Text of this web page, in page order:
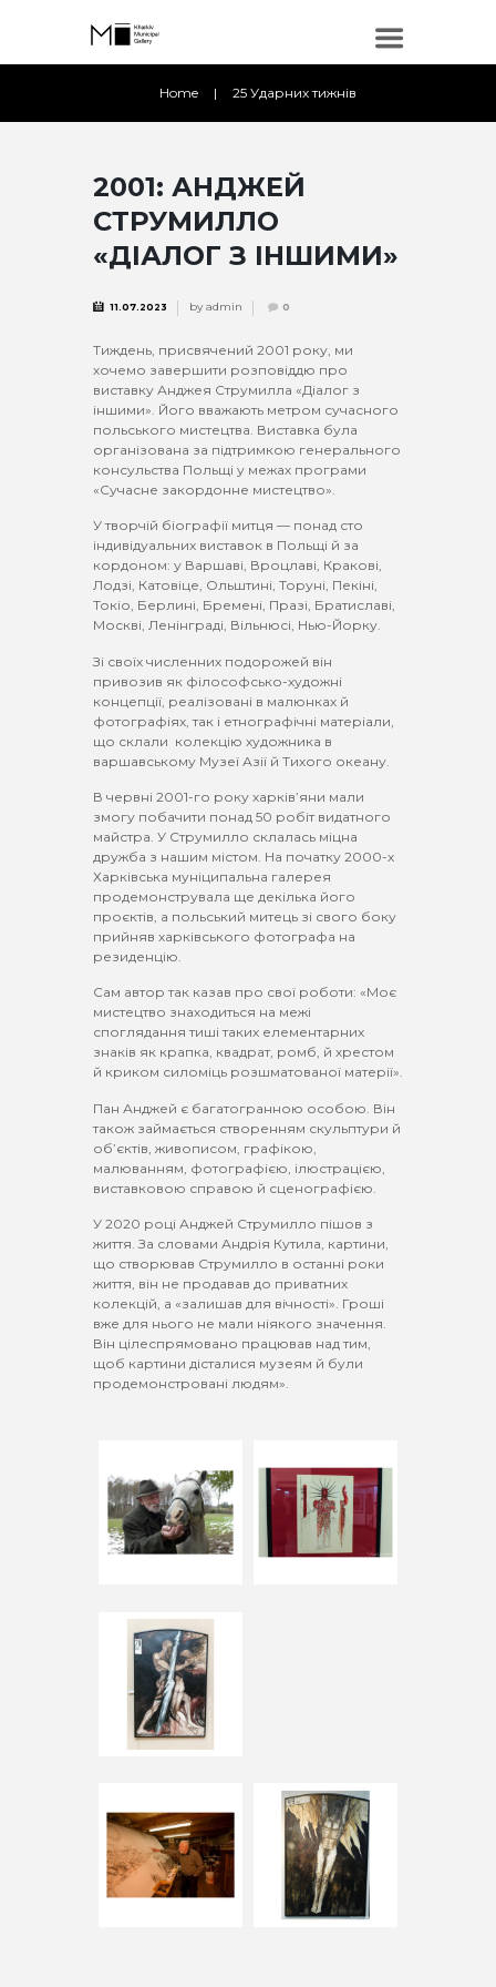
Home 25 Ударних тижнів
2001: АНДЖЕЙ
СТРУМИЛЛО
«ДІАЛОГ З ІНШИМИ»
11.07.2023 byadmin 0
Тиждень, присвячений 2001 року, ми
хочемо завершити розповіддю про
виставку Анджея Струмилла «Діалог з
іншими». Його вважають метром сучасного
польського мистецтва. Виставка була
організована за підтримкою генерального
консульства Польщі у межах програми
«Сучасне закордонне мистецтво».
У творчій біографії митця — понад сто
індивідуальних виставок в Польщі й за
кордоном: у Варшаві, Вроцлаві, Кракові,
Лодзі, Катовіце, Ольштині, Торуні, Пекіні,
Токіо, Берлині, Бремені, Празі, Братиславі,
Москві, Ленінграді, Вільнюсі, Нью-Йорку.
Зі своїх численних подорожей він
привозив як філософсько-художні
концепції, реалізовані в малюнках й
фотографіях, так і етнографічні матеріали,
що склали колекцію художника в
варшавському Музеї Азії й Тихого океану.
В червні 2001-го року харків’яни мали
змогу побачити понад 50 робіт видатного
майстра. У Струмилло склалась міцна
дружба з нашим містом. На початку 2000-х
Харківська муніципальна галерея
продемонструвала ще декілька його
проєктів, а польський митець зі свого боку
прийняв харківського фотографа на
резиденцію.
Сам автор так казав про свої роботи: «Моє
мистецтво знаходиться на межі
споглядання тиші таких елементарних
знаків як крапка, квадрат, ромб, й хрестом
й криком силоміць розшматованої матерії».
Пан Анджей є багатогранною особою. Він
також займається створенням скульптури й
об’єктів, живописом, графікою,
малюванням, фотографією, ілюстрацією,
виставковою справою й сценографією.
У 2020 році Анджей Струмилло пішов з
життя. За словами Андрія Кутила, картини,
що створював Струмилло в останні роки
життя, він не продавав до приватних
колекцій, а «залишав для вічності». Гроші
вже для нього не мали ніякого значення.
Він цілеспрямовано працював над тим,
щоб картини дісталися музеям й були
продемонстровані людям».